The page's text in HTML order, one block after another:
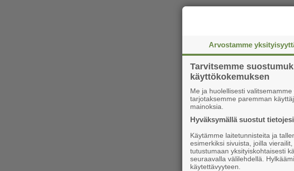
Arvostamme
Tarvitsemme
käyttökokemuksen
Me ja huolellisesti valitsemamme
tarjotaksemme paremman
mainoksia.
Hyväksymällä suostut
Käytämme laitetunnisteita ja
esimerkiksi sivuista, joilla
tutustumaan yksityiskohtaisesti
seuraavalla välilehdellä.
käytettävyyteen.